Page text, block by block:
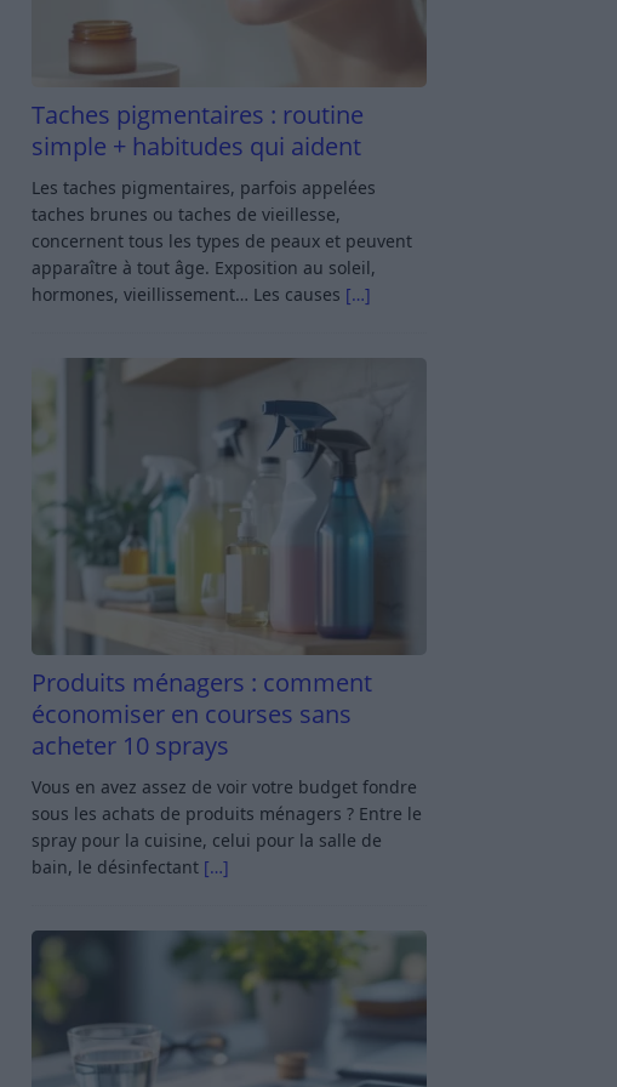
Taches pigmentaires : routine
simple + habitudes qui aident
Les taches pigmentaires, parfois appelées
taches brunes ou taches de vieillesse,
concernent tous les types de peaux et peuvent
apparaître à tout âge. Exposition au soleil,
hormones, vieillissement… Les causes […]
Produits ménagers : comment
économiser en courses sans
acheter 10 sprays
Vous en avez assez de voir votre budget fondre
sous les achats de produits ménagers ? Entre le
spray pour la cuisine, celui pour la salle de
bain, le désinfectant […]